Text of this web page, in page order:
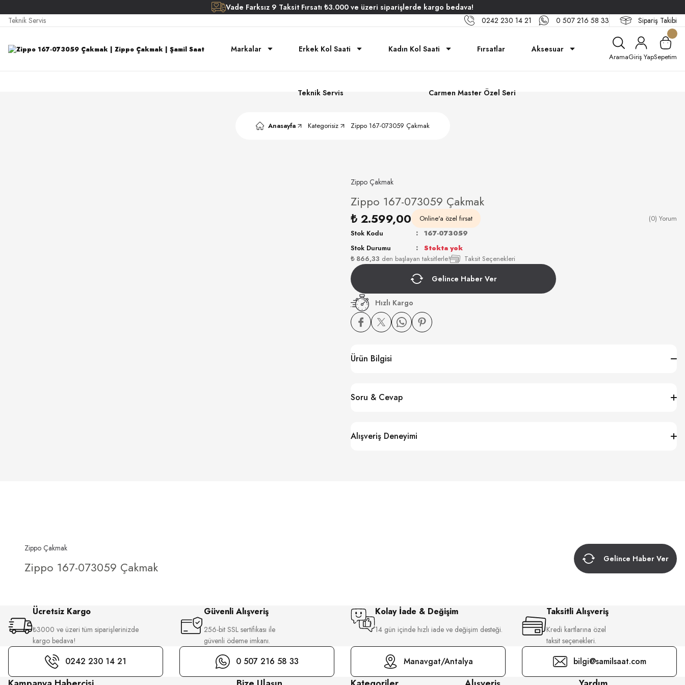
Vade Farksız 9 Taksit Fırsatı ₺3.000 ve üzeri siparişlerde kargo bedava!
Teknik Servis
0242 230 14 21 0 507 216 58 33 Sipariş Takibi
Markalar Erkek Kol Saati Kadın Kol Saati Fırsatlar Aksesuar
Teknik Servis Carmen Master Özel Seri
AramaGiriş YapSepetim
Anasayfa Kategorisiz Zippo 167-073059 Çakmak
Zippo Çakmak
Zippo 167-073059 Çakmak
₺ 2.599,00
Online'a özel fırsat (0) Yorum
₺ 866,33 den başlayan taksitlerle! Taksit Seçenekleri
Stok Kodu
167-073059
Stok Durumu
Stokta yok
Gelince Haber Ver
Hızlı Kargo
Ürün Bilgisi
Soru & Cevap
Alışveriş Deneyimi
Zippo Çakmak
Zippo 167-073059 Çakmak
Gelince Haber Ver
Ücretsiz Kargo
₺3000 ve üzeri tüm siparişlerinizde
kargo bedava!
Güvenli Alışveriş
256-bit SSL sertifikası ile
güvenli ödeme imkanı.
Kolay İade & Değişim
14 gün içinde hızlı iade ve değişim desteği.
Taksitli Alışveriş
Kredi kartlarına özel
taksit seçenekleri.
0242 230 14 21 0 507 216 58 33 Manavgat/Antalya bilgi@samilsaat.com